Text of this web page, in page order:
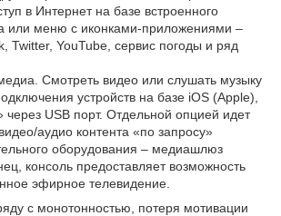
в Интернет на базе встроенного
или меню с иконками-приложениями –
Twitter, YouTube, сервис погоды и ряд
Смотреть видео или слушать музыку
устройств на базе iOS (Apple),
USB порт. Отдельной опцией идет
аудио контента «по запросу»
оборудования – медиашлюз
консоль предоставляет возможность
эфирное телевидение.
с монотонностью, потеря мотивации